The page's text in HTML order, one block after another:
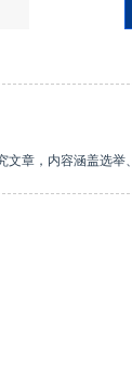
章，内容涵盖选